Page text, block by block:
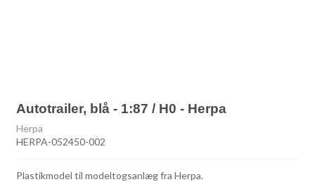
Autotrailer, blå - 1:87 / H0 - Herpa
Herpa
HERPA-052450-002
Plastikmodel til modeltogsanlæg fra Herpa.